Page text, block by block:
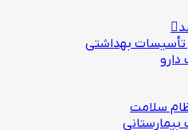
تأسیسات بهداشتی
سلامت